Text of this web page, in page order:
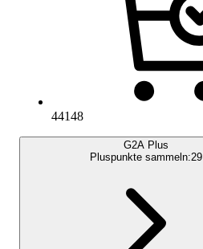
44148
G2A Plus
Pluspunkte sammeln:29